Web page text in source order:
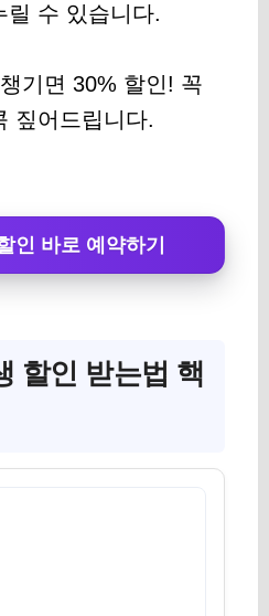
릴 수 있습니다.
기면 30% 할인! 꼭
짚어드립니다.
인 바로 예약하기
할인 받는법 핵